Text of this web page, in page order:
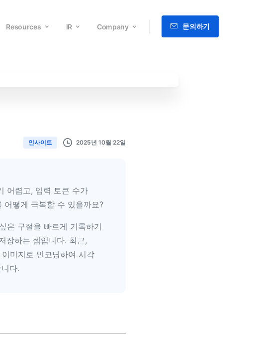
Resources IR Company 문의하기
인사이트 2025년 10월 22일
어렵고, 입력 토큰 수가
어떻게 극복할 수 있을까요?
은 구절을 빠르게 기록하기
장하는 셈입니다. 최근,
미지로 인코딩하여 시각
다.